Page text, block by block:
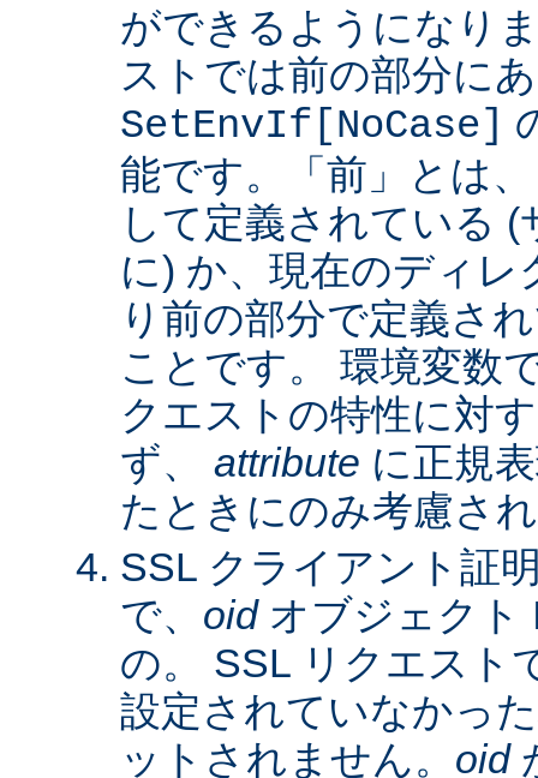
ができるようになり
ストでは前の部分に
SetEnvIf[NoCase]
能です。「前」とは
して定義されている
に) か、現在のディ
り前の部分で定義さ
ことです。 環境変数
クエストの特性に対
ず、 attribute に正規
たときにのみ考慮さ
SSL クライアント証
で、 oidオブジェクト
の。 SSL リクエスト
設定されていなかっ
ットされません。 oid